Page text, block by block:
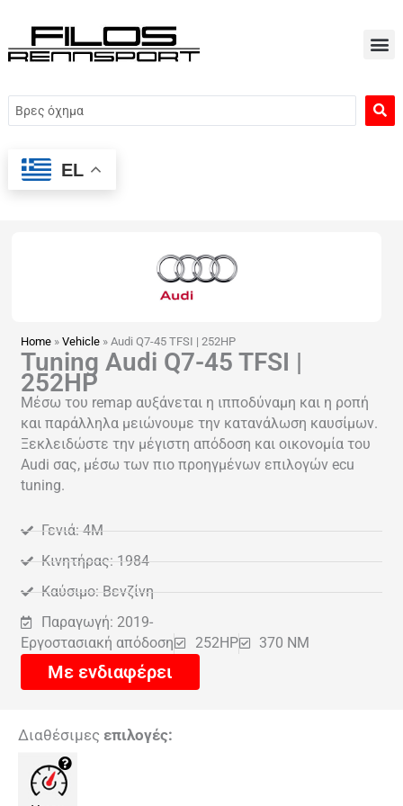
περιεχόμενο
Search
...
EL
Home »Vehicle »Audi Q7-45 TFSI | 252HP
Tuning Audi Q7-45 TFSI |
252HP
Μέσω του remap αυξάνεται η ιπποδύναμη και η ροπή
και παράλληλα μειώνουμε την κατανάλωση καυσίμων.
Ξεκλειδώστε την μέγιστη απόδοση και οικονομία του
Audi σας, μέσω των πιο προηγμένων επιλογών ecu
tuning.
Γενιά: 4M
Κινητήρας: 1984
Καύσιμο: Βενζίνη
Παραγωγή: 2019-
Εργοστασιακή απόδοση
252HP 370 NM
Με ενδιαφέρει
Διαθέσιμες επιλογές: